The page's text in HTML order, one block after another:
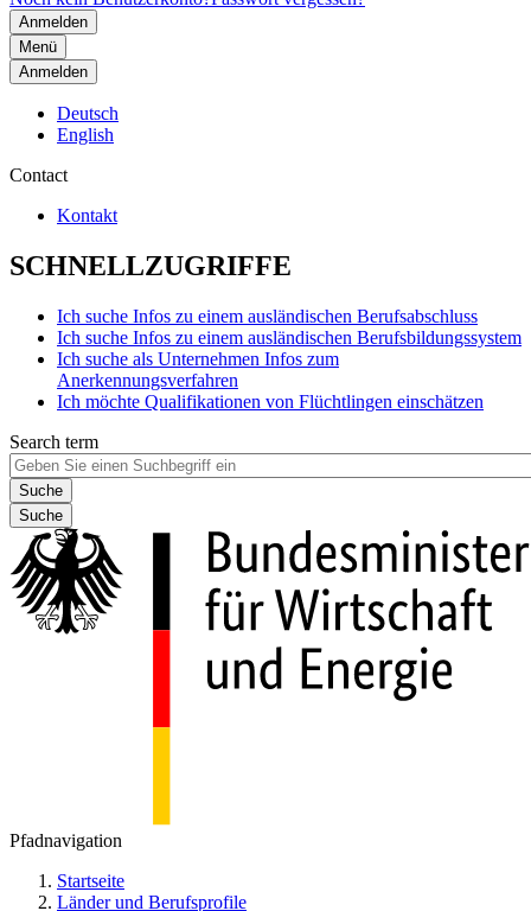
Menü
Anmelden
Deutsch
English
Contact
Kontakt
SCHNELLZUGRIFFE
Ich suche Infos zu einem ausländischen Berufsabschluss
Ich suche Infos zu einem ausländischen Berufsbildungssystem
Ich suche als Unternehmen Infos zum
Anerkennungsverfahren
Ich möchte Qualifikationen von Flüchtlingen einschätzen
Search term
Suche
Pfadnavigation
Startseite
Länder und Berufsprofile